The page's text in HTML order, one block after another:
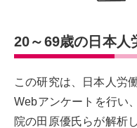
20～69歳の日本人
この研究は、日本人労
Webアンケートを行い
院の田原優氏らが解析